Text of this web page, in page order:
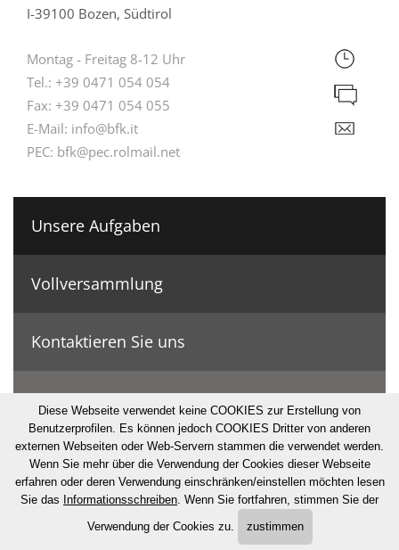
I-39100 Bozen, Südtirol
Montag - Freitag 8-12 Uhr
Tel.: +39 0471 054 054
Fax: +39 0471 054 055
E-Mail: info@bfk.it
PEC: bfk@pec.rolmail.net
Unsere Aufgaben
Vollversammlung
Kontaktieren Sie uns
Geschichte & Zahlen
© Bonifizierungskonsortium
· Impressum · Privacy · Cookies · Sitemap · UID: IT80000230211
Diese Webseite verwendet keine COOKIES zur Erstellung von
Benutzerprofilen. Es können jedoch COOKIES Dritter von anderen
externen Webseiten oder Web-Servern stammen die verwendet werden.
Wenn Sie mehr über die Verwendung der Cookies dieser Webseite
erfahren oder deren Verwendung einschränken/einstellen möchten lesen
Sie das Informationsschreiben. Wenn Sie fortfahren, stimmen Sie der
Verwendung der Cookies zu.
zustimmen